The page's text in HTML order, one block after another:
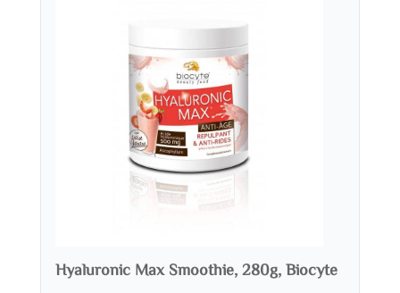
Hyaluronic Max Smoothie, 280g, Biocyte